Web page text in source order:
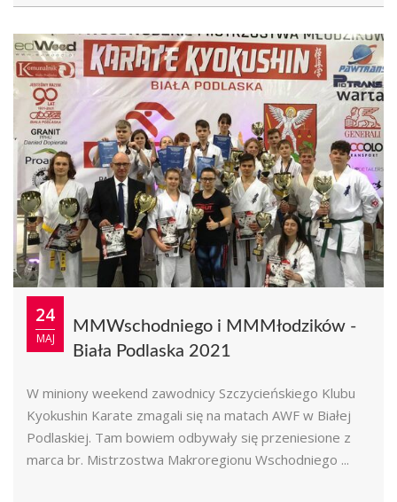
24
MAJ
MMWschodniego i MMMłodzików -
Biała Podlaska 2021
W miniony weekend zawodnicy Szczycieńskiego Klubu
Kyokushin Karate zmagali się na matach AWF w Białej
Podlaskiej. Tam bowiem odbywały się przeniesione z
marca br. Mistrzostwa Makroregionu Wschodniego ...